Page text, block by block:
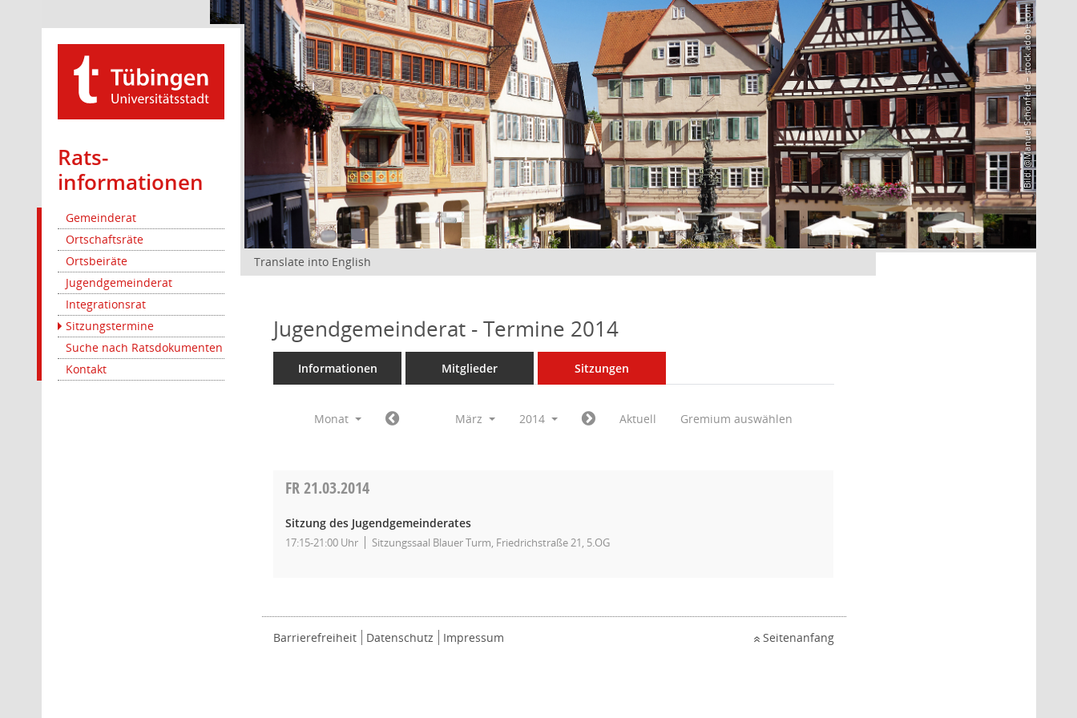
Rats­
informationen
Gemeinderat
Ortschaftsräte
Ortsbeiräte
Jugendgemeinderat
Integrationsrat
Sitzungstermine
Suche nach Ratsdokumenten
Kontakt
Bild: @Manuel Schönfeld – stock.adobe.com
Translate into English
Jugendgemeinderat - Termine 2014
Informationen Mitglieder Sitzungen
Monat März 2014 Aktuell Gremium auswählen
FR21.03.2014
Sitzung des Jugendgemeinderates
17:15-21:00 Uhr Sitzungssaal Blauer Turm, Friedrichstraße 21, 5.OG
Barrierefreiheit Datenschutz Impressum Seitenanfang